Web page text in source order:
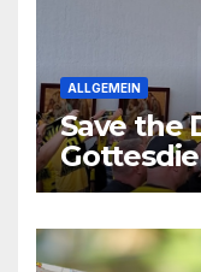
ALLGEMEIN
Save the
2026